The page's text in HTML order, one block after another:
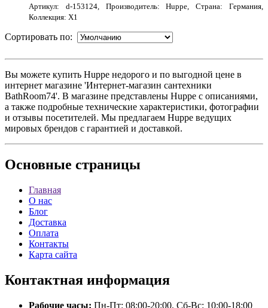
Артикул: d-153124, Производитель: Huppe, Страна: Германия,
Коллекция: X1
Сортировать по:
Вы можете купить Huppe недорого и по выгодной цене в
интернет магазине 'Интернет-магазин сантехники
BathRoom74'. В магазине представлены Huppe с описаниями,
а также подробные технические характеристики, фотографии
и отзывы посетителей. Мы предлагаем Huppe ведущих
мировых брендов с гарантией и доставкой.
Основные страницы
Главная
О нас
Блог
Доставка
Оплата
Контакты
Карта сайта
Контактная информация
Рабочие часы: Пн-Пт: 08:00-20:00, Сб-Вс: 10:00-18:00